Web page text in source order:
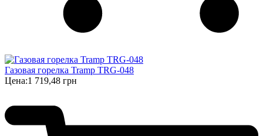
Газовая горелка Tramp TRG-048
Цена:1 719,48 грн